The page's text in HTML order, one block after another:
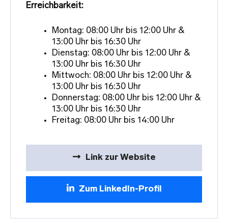
Erreichbarkeit:
Montag: 08:00 Uhr bis 12:00 Uhr &
13:00 Uhr bis 16:30 Uhr
Dienstag: 08:00 Uhr bis 12:00 Uhr &
13:00 Uhr bis 16:30 Uhr
Mittwoch: 08:00 Uhr bis 12:00 Uhr &
13:00 Uhr bis 16:30 Uhr
Donnerstag: 08:00 Uhr bis 12:00 Uhr &
13:00 Uhr bis 16:30 Uhr
Freitag: 08:00 Uhr bis 14:00 Uhr
Link zur Website
Zum LinkedIn-Profil